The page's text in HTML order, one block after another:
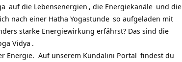
auf die Lebensenergien , die Energiekanäle und die
nach einer Hatha Yogastunde so aufgeladen mit
starke Energiewirkung erfährst? Das sind die
Vidya .
Energie. Auf unserem Kundalini Portal findest du